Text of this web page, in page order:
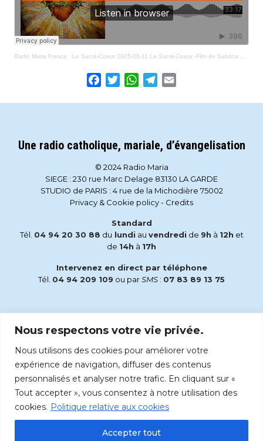
Nous respectons votre vie privée.
Nous utilisons des cookies pour améliorer votre
expérience de navigation, diffuser des contenus
personnalisés et analyser notre trafic. En cliquant sur «
Tout accepter », vous consentez à notre utilisation des
cookies. Politique relative aux cookies
Accepter tout
Radio Maria France · Le Sacré-Coeur 2025-06-11 Le Sacré-Coeur -Film de Sabrina et Steven Gunnell
Facebook
TwitterWhatsApp
Telegram
Une radio catholique, mariale, d’évangelisation
© 2024 Radio Maria
SIEGE : 230 rue Marc Delage 83130 LA GARDE
STUDIO de PARIS : 4 rue de la Michodière 75002
Privacy & Cookie policy- Credits
Standard
Tél. 04 94 20 30 88 du lundi au vendredi de 9h à 12h et
de 14h à 17h
Intervenez en direct par téléphone
Tél. 04 94 209 109 ou parSMS : 07 83 89 13 75
accueil@radiomaria.fr
Écoutez Radio Maria sur :